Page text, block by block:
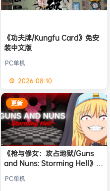
《功夫牌/Kungfu Card》免安
装中文版
PC单机
2026-08-10
更新
《枪与修女：攻占地狱/Guns
and Nuns: Storming Hell》免
PC单机